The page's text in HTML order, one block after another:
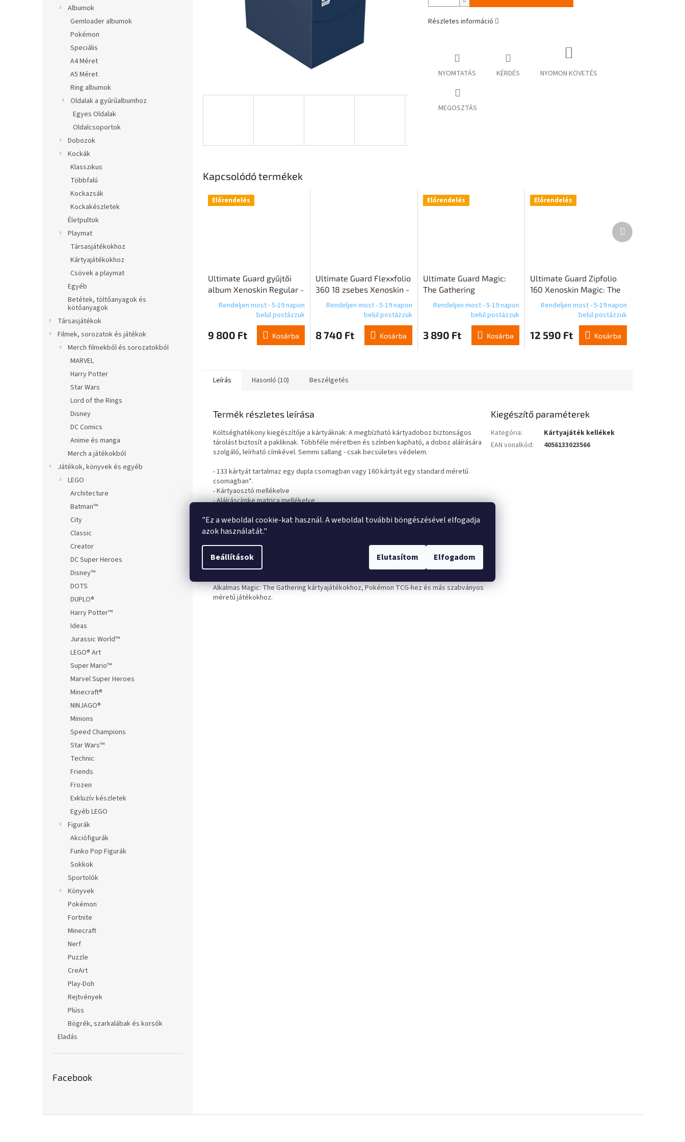
"Ez a weboldal cookie-kat használ. A weboldal további böngészésével elfogadja
azok használatát."
Beállítások Elutasítom Elfogadom
Albumok
Gemloader albumok
Pokémon
Speciális
A4 Méret
A5 Méret
Ring albumok
Oldalak a gyűrűalbumhoz
Egyes Oldalak
Oldalcsoportok
Dobozok
Kockák
Klasszikus
Többfalú
Kockazsák
Kockakészletek
Életpultok
Playmat
Társasjátékokhoz
Kártyajátékokhoz
Csövek a playmat
Egyéb
Betétek, töltőanyagok és
kötőanyagok
Társasjátékok
Filmek, sorozatok és játékok
Merch filmekből és sorozatokból
MARVEL
Harry Potter
Star Wars
Lord of the Rings
Disney
DC Comics
Anime és manga
Merch a játékokból
Játékok, könyvek és egyéb
LEGO
Architecture
Batman™
City
Classic
Creator
DC Super Heroes
Disney™
DOTS
DUPLO®
Harry Potter™
Ideas
Jurassic World™
LEGO® Art
Super Mario™
Marvel Super Heroes
Minecraft®
NINJAGO®
Minions
Speed Champions
Star Wars™
Technic
Friends
Frozen
Exkluzív készletek
Egyéb LEGO
Figurák
Akciófigurák
Funko Pop Figurák
Sokkok
Sportolók
Könyvek
Pokémon
Fortnite
Minecraft
Nerf
Puzzle
CreArt
Play-Doh
Rejtvények
Plüss
Bögrék, szarkalábak és korsók
Eladás
Facebook
Részletes információ
NYOMTATÁS KÉRDÉS NYOMON KÖVETÉS
MEGOSZTÁS
Kapcsolódó termékek
Előrendelés
Ultimate Guard gyűjtői
album Xenoskin Regular -
Rendeljen most - 5-19 napon
belül postázzuk
9 800 Ft Kosárba
Ultimate Guard Flexxfolio
360 18 zsebes Xenoskin -
Rendeljen most - 5-19 napon
belül postázzuk
8 740 Ft Kosárba
Előrendelés
Ultimate Guard Magic:
The Gathering
"Aetherdrift"
játszószőnyeg - 1.
Rendeljen most - 5-19 napon
belül postázzuk
3 890 Ft Kosárba
Előrendelés
Ultimate Guard Zipfolio
160 Xenoskin Magic: The
Gathering | Avatar: Az
utolsó léghajlító - Mana
Rendeljen most - 5-19 napon
belül postázzuk
12 590 Ft Kosárba
Következő
termék
Leírás Hasonló (10) Beszélgetés
Termék részletes leírása
Költséghatékony kiegészítője a kártyáknak: A megbízható kártyadoboz biztonságos
tárolást biztosít a pakliknak. Többféle méretben és színben kapható, a doboz aláírására
szolgáló, leírható címkével. Semmi sallang - csak becsületes védelem.
- 133 kártyát tartalmaz egy dupla csomagban vagy 160 kártyát egy standard méretű
csomagban*.
- Kártyaosztó mellékelve
- Aláíráscímke matrica mellékelve
- Savmentes, PVC-mentes.
*Az Ultimate Guard-tól eltérő márkák csomagjai befolyásolhatják a
kapacitást/kompatibilitást.
Alkalmas Magic: The Gathering kártyajátékokhoz, Pokémon TCG-hez és más szabványos
méretű játékokhoz.
Kiegészítő paraméterek
Kategória:
Kártyajáték kellékek
EAN vonalkód: 4056133023566